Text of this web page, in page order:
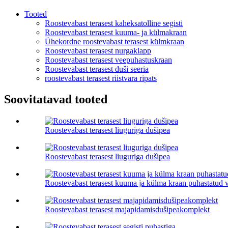
Tooted
Roostevabast terasest kaheksatolline segisti
Roostevabast terasest kuuma- ja külmakraan
Ühekordne roostevabast terasest külmkraan
Roostevabast terasest nurgaklapp
Roostevabast terasest veepuhastuskraan
Roostevabast terasest duši seeria
roostevabast terasest riistvara ripats
Soovitatavad tooted
Roostevabast terasest liuguriga dušipea
Roostevabast terasest liuguriga dušipea
Roostevabast terasest kuuma ja külma kraan puhastatud
Roostevabast terasest majapidamisdušipeakomplekt